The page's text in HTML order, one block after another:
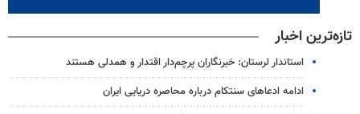
تازه‌ترین اخبار
استاندار لرستان: خبرنگاران پرچم‌دار اقتدار و همدلی هستند
ادامه ادعاهای سنتکام درباره محاصره دریایی ایران